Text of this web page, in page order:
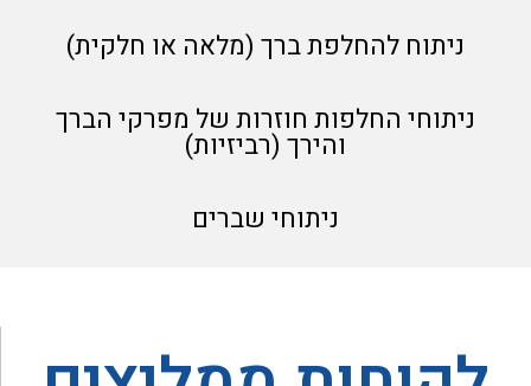
ניתוח להחלפת ברך (מלאה או חלקית)
ניתוחי החלפות חוזרות של מפרקי הברך
והירך (רביזיות)
ניתוחי שברים